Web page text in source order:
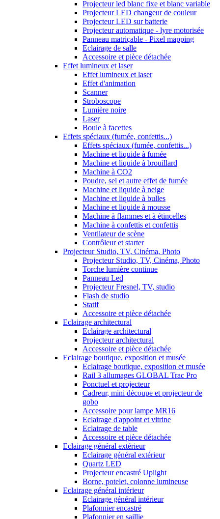
Projecteur led blanc fixe et blanc variable
Projecteur LED changeur de couleur
Projecteur LED sur batterie
Projecteur automatique - lyre motorisée
Panneau matriçable - Pixel mapping
Eclairage de salle
Accessoire et pièce détachée
Effet lumineux et laser
Effet lumineux et laser
Effet d'animation
Scanner
Stroboscope
Lumière noire
Laser
Boule à facettes
Effets spéciaux (fumée, confettis...)
Effets spéciaux (fumée, confettis...)
Machine et liquide à fumée
Machine et liquide à brouillard
Machine à CO2
Poudre, sel et autre effet de fumée
Machine et liquide à neige
Machine et liquide à bulles
Machine et liquide à mousse
Machine à flammes et à étincelles
Machine à confettis et confettis
Ventilateur de scène
Contrôleur et starter
Projecteur Studio, TV, Cinéma, Photo
Projecteur Studio, TV, Cinéma, Photo
Torche lumière continue
Panneau Led
Projecteur Fresnel, TV, studio
Flash de studio
Statif
Accessoire et pièce détachée
Eclairage architectural
Eclairage architectural
Projecteur architectural
Accessoire et pièce détachée
Eclairage boutique, exposition et musée
Eclairage boutique, exposition et musée
Rail 3 allumages GLOBAL Trac Pro
Ponctuel et projecteur
Cadreur, mini découpe et projecteur de
gobo
Accessoire pour lampe MR16
Eclairage d'appoint et vitrine
Eclairage de table
Accessoire et pièce détachée
Eclairage général extérieur
Eclairage général extérieur
Quartz LED
Projecteur encastré Uplight
Borne, potelet, colonne lumineuse
Eclairage général intérieur
Eclairage général intérieur
Plafonnier encastré
Plafonnier en saillie